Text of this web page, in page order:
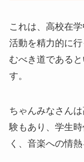
これは、高校在
活動を精力的に
むべき道である
す。
ちゃんみなさん
験もあり、学生
く、音楽への情